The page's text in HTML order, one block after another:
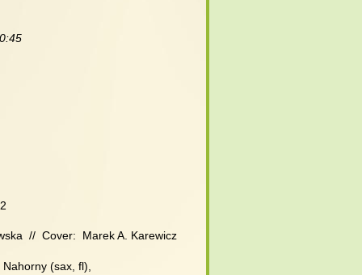
//  Cover:  Marek A. Karewicz
(sax, fl),